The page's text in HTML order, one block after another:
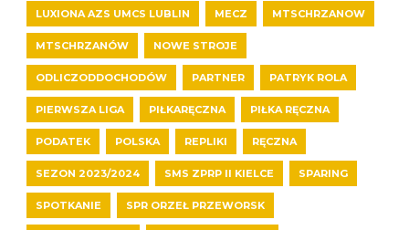
LUXIONA AZS UMCS LUBLIN MECZ MTSCHRZANOW
MTSCHRZANÓW NOWE STROJE
ODLICZODDOCHODÓW PARTNER PATRYK ROLA
PIERWSZA LIGA PIŁKARĘCZNA PIŁKA RĘCZNA
PODATEK POLSKA REPLIKI RĘCZNA
SEZON 2023/2024 SMS ZPRP II KIELCE SPARING
SPOTKANIE SPR ORZEŁ PRZEWORSK